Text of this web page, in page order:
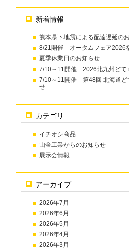
新着情報
熊本県下地震による配達遅延の
8/21開催 オータムフェア2026
夏季休業日のお知らせ
7/10～11開催 2026北九州ど
7/10～11開催 第48回 北海道
せ
カテゴリ
イチオシ商品
山金工業からのお知らせ
展示会情報
アーカイブ
2026年7月
2026年6月
2026年5月
2026年4月
2026年3月